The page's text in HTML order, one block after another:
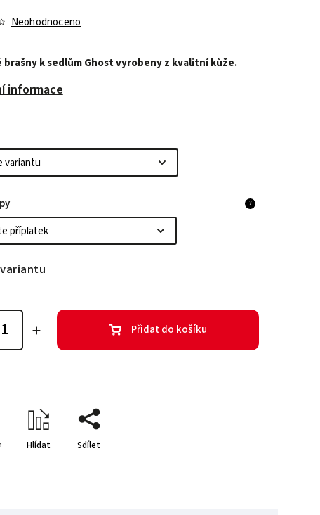
Neohodnoceno
brašny k sedlům Ghost vyrobeny z kvalitní kůže.
informace
?
Přidat do košíku
Hlídat Sdílet